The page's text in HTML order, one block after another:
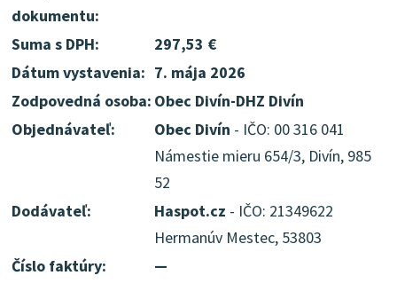
dokumentu:
Suma s DPH:
297,53 €
Dátum vystavenia: 7. mája 2026
Zodpovedná osoba: Obec Divín-DHZ Divín
Objednávateľ:
Obec Divín - IČO: 00 316 041
Námestie mieru 654/3, Divín, 985
52
Dodávateľ:
Haspot.cz - IČO: 21349622
Hermanúv Mestec, 53803
Číslo faktúry:
—